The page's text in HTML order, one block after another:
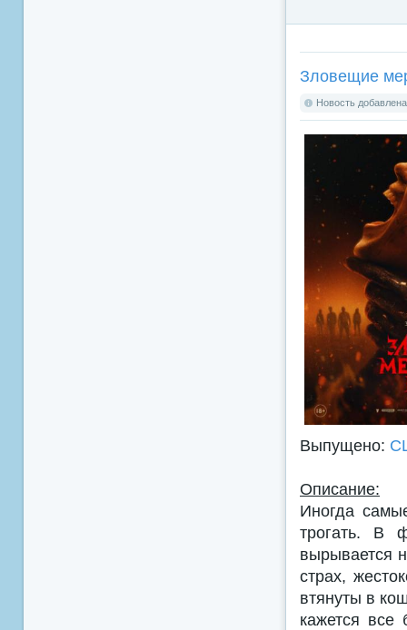
Зловещие
Новость
Выпущено:
Описание:
Иногда
трогать. В
вырывается
страх,
втянуты в
кажется все